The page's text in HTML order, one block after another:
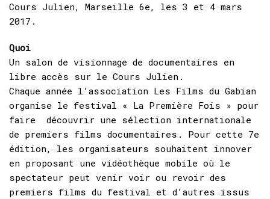
Cours Julien, Marseille 6e, les 3 et 4 mars
2017.
Quoi
Un salon de visionnage de documentaires en
libre accès sur le Cours Julien.
Chaque année l’association Les Films du Gabian
organise le festival « La Première Fois » pour
faire découvrir une sélection internationale
de premiers films documentaires. Pour cette 7e
édition, les organisateurs souhaitent innover
en proposant une vidéothèque mobile où le
spectateur peut venir voir ou revoir des
premiers films du festival et d’autres issus